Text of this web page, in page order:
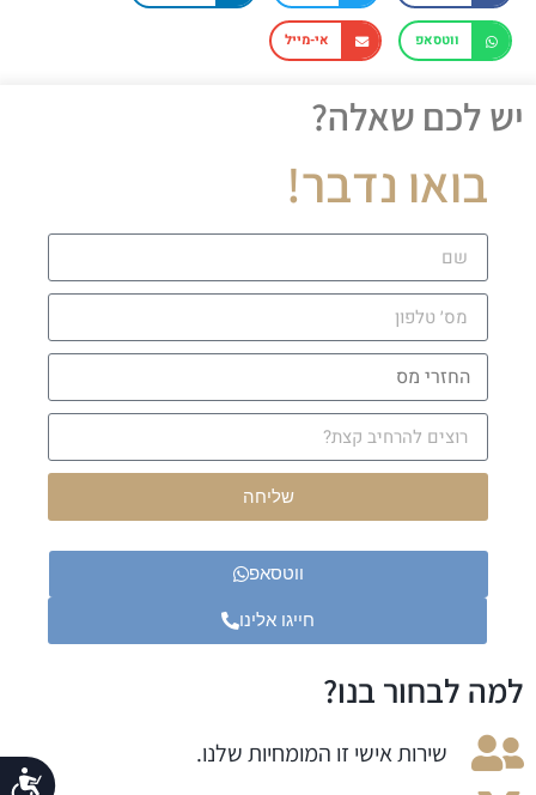
ווטסאפ אי-מייל
יש לכם שאלה?
בואו נדבר!
שליחה
ווטסאפ
חייגו אלינו
למה לבחור בנו?
שירות אישי זו המומחיות שלנו.